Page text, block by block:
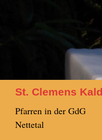
St. Clemens
Pfarren in der GdG
Nettetal